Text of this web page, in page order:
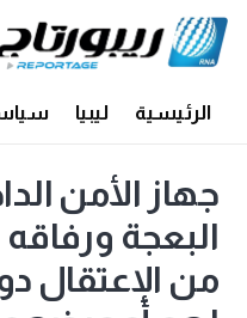
الرئيسية ليبيا
جهاز الأمن
البعجة
من الإعتقال